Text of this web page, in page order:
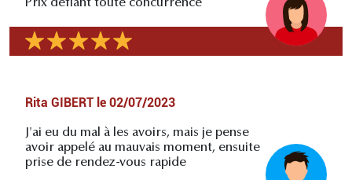
Prix défiant toute concurrence
Rita GIBERT le 02/07/2023
J'ai eu du mal à les avoirs, mais je pense
avoir appelé au mauvais moment, ensuite
prise de rendez-vous rapide